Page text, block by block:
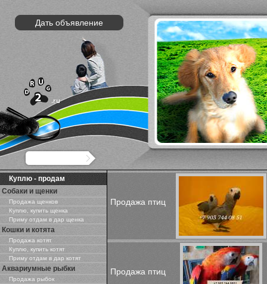
Дать объявление
Продажа птиц
Продажа птиц
Куплю - продам
Собаки и щенки
Продажа щенков
Куплю, купить щенка
Приму отдам в дар щенка
Кошки и котята
Продажа котят
Куплю, купить котят
Приму отдам в дар котят
Аквариумные рыбки
Продажа рыбок